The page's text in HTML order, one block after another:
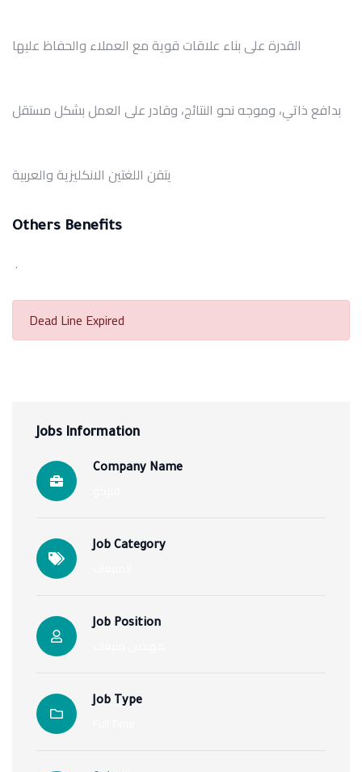
القدرة على بناء علاقات قوية مع العملاء والحفاظ عليها
بدافع ذاتي، وموجه نحو النتائج، وقادر على العمل بشكل مستقل
يتقن اللغتين الانكليزية والعربية
Others Benefits
.
Dead Line Expired
Jobs Information
Company Name
Job Category
Job Position
Job Type